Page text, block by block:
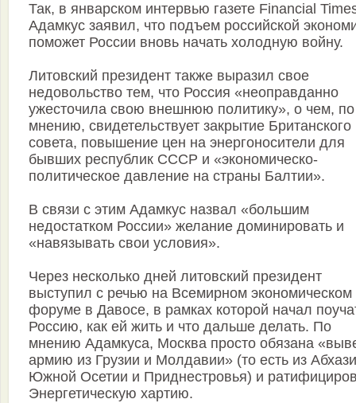
Так, в январском интервью газете Financial
Адамкус заявил, что подъем российской
поможет России вновь начать холодную войну.
Литовский президент также выразил свое
недовольство тем, что Россия «неоправданно
ужесточила свою внешнюю политику», о чем, по
мнению, свидетельствует закрытие Британского
совета, повышение цен на энергоносители для
бывших республик СССР и «экономическо-
политическое давление на страны Балтии».
В связи с этим Адамкус назвал «большим
недостатком России» желание доминировать и
«навязывать свои условия».
Через несколько дней литовский президент
выступил с речью на Всемирном экономическом
форуме в Давосе, в рамках которой начал
Россию, как ей жить и что дальше делать. По
мнению Адамкуса, Москва просто обязана
армию из Грузии и Молдавии» (то есть из
Южной Осетии и Приднестровья) и
Энергетическую хартию.